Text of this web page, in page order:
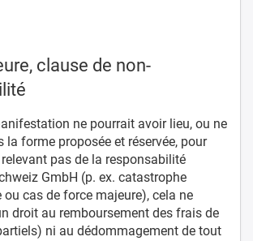
clause de non-
ne pourrait avoir lieu, ou ne
la forme proposée et réservée, pour
pas de la responsabilité
GmbH (p. ex. catastrophe
ou cas de force majeure), cela ne
droit au remboursement des frais de
ni au dédommagement de tout